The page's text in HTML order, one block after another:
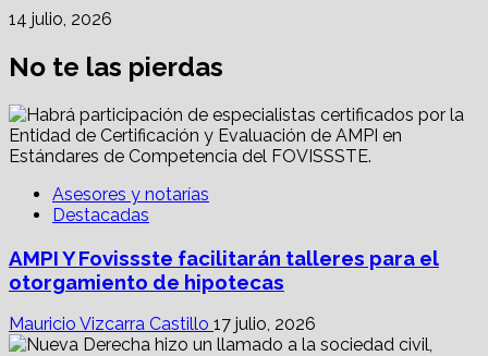
14 julio, 2026
No te las pierdas
Asesores y notarías
Destacadas
AMPI Y Fovissste facilitarán talleres para el
otorgamiento de hipotecas
Mauricio Vizcarra Castillo 17 julio, 2026